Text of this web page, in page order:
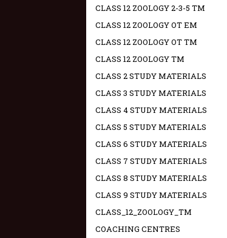
CLASS 12 ZOOLOGY 2-3-5 TM
CLASS 12 ZOOLOGY OT EM
CLASS 12 ZOOLOGY OT TM
CLASS 12 ZOOLOGY TM
CLASS 2 STUDY MATERIALS
CLASS 3 STUDY MATERIALS
CLASS 4 STUDY MATERIALS
CLASS 5 STUDY MATERIALS
CLASS 6 STUDY MATERIALS
CLASS 7 STUDY MATERIALS
CLASS 8 STUDY MATERIALS
CLASS 9 STUDY MATERIALS
CLASS_12_ZOOLOGY_TM
COACHING CENTRES